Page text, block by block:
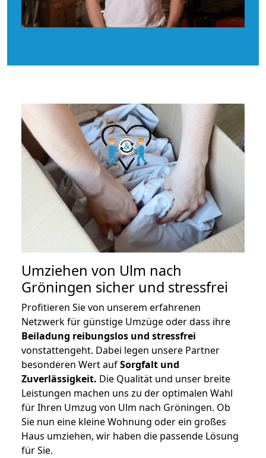
Umziehen von Ulm nach
Gröningen sicher und stressfrei
Profitieren Sie von unserem erfahrenen
Netzwerk für günstige Umzüge oder dass ihre
Beiladung reibungslos und stressfrei
vonstattengeht. Dabei legen unsere Partner
besonderen Wert aufSorgfalt und
Zuverlässigkeit. Die Qualität und unser breite
Leistungen machen uns zu der optimalen Wahl
für Ihren Umzug von Ulm nach Gröningen. Ob
Sie nun eine kleine Wohnung oder ein großes
Haus umziehen, wir haben die passende Lösung
für Sie.